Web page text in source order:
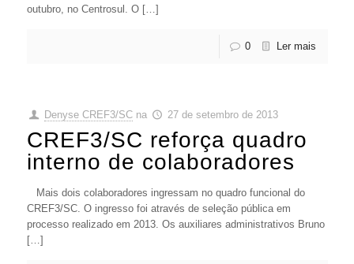
outubro, no Centrosul. O […]
0 Ler mais
Denyse CREF3/SC na 27 de setembro de 2013
CREF3/SC reforça quadro
interno de colaboradores
Mais dois colaboradores ingressam no quadro funcional do
CREF3/SC. O ingresso foi através de seleção pública em
processo realizado em 2013. Os auxiliares administrativos Bruno
[…]